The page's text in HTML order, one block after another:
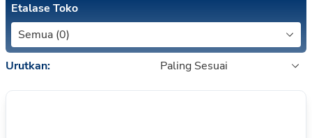
Etalase Toko
Semua (0)
Urutkan: Paling Sesuai